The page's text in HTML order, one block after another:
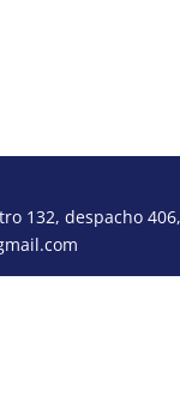
132, despacho